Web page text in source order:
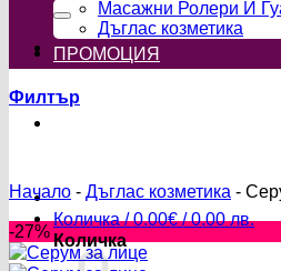
за:
Количка /0.00€/ 0.00 лв.
Количка
Масажни Ролери И
Дъглас козметика
ПРОМОЦИЯ
Филтър
Начало - Дъглас козметика -
-27%